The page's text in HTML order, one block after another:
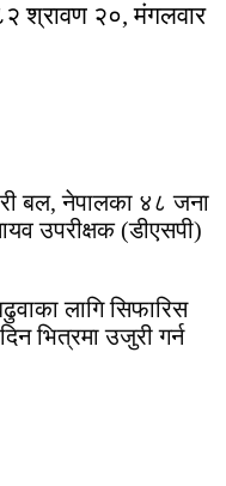
श्रावण २०, मंगलवार
बल, नेपालका ४८ जना
उपरीक्षक (डीएसपी)
लागि सिफारिस
भित्रमा उजुरी गर्न